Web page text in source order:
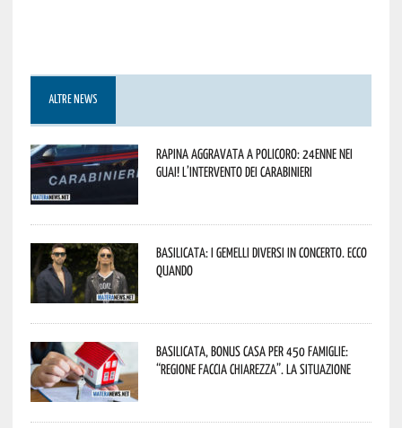
ALTRE NEWS
Rapina aggravata a Policoro: 24enne nei
guai! L’intervento dei Carabinieri
Basilicata: i Gemelli DiVersi in concerto. Ecco
quando
Basilicata, Bonus casa per 450 famiglie:
“Regione faccia chiarezza”. La situazione